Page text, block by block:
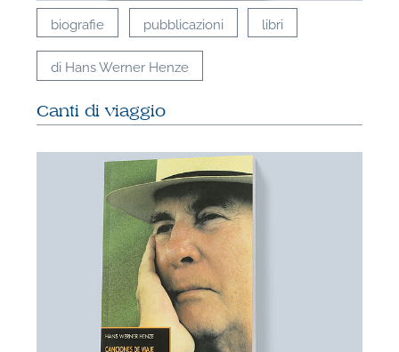
biografie pubblicazioni libri
di Hans Werner Henze
Canti di viaggio